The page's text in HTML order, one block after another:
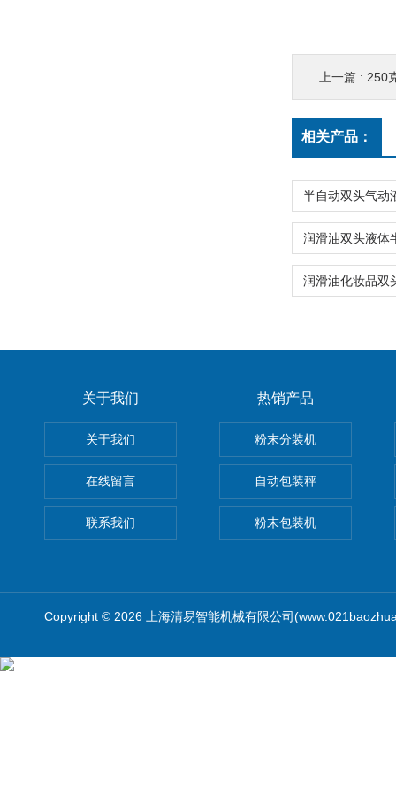
上一篇 : 250
相关产品：
关于我们
关于我们
在线留言
联系我们
热销产品
粉末分装机
自动包装秤
粉末包装机
Copyright © 2026 上海清易智能机械有限公司